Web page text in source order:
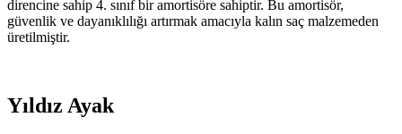
direncine sahip 4. sınıf bir amortisöre sahiptir. Bu amortisör,
güvenlik ve dayanıklılığı artırmak amacıyla kalın saç malzemeden
üretilmiştir.
Yıldız Ayak